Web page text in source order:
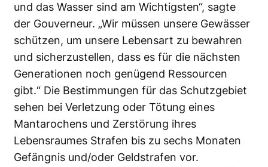
und das Wasser sind am Wichtigsten“, sagte
der Gouverneur. „Wir müssen unsere Gewässer
schützen, um unsere Lebensart zu bewahren
und sicherzustellen, dass es für die nächsten
Generationen noch genügend Ressourcen
gibt.“ Die Bestimmungen für das Schutzgebiet
sehen bei Verletzung oder Tötung eines
Mantarochens und Zerstörung ihres
Lebensraumes Strafen bis zu sechs Monaten
Gefängnis und/oder Geldstrafen vor.